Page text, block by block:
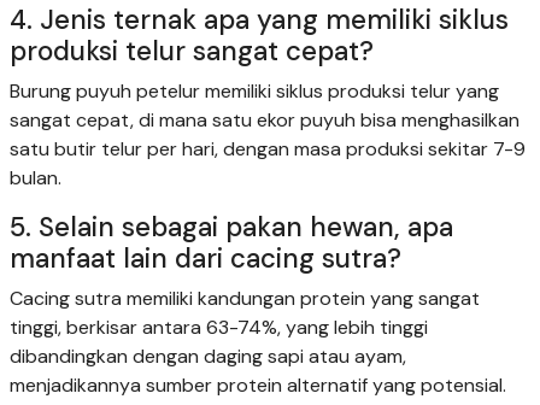
4. Jenis ternak apa yang memiliki siklus
produksi telur sangat cepat?
Burung puyuh petelur memiliki siklus produksi telur yang
sangat cepat, di mana satu ekor puyuh bisa menghasilkan
satu butir telur per hari, dengan masa produksi sekitar 7-9
bulan.
5. Selain sebagai pakan hewan, apa
manfaat lain dari cacing sutra?
Cacing sutra memiliki kandungan protein yang sangat
tinggi, berkisar antara 63-74%, yang lebih tinggi
dibandingkan dengan daging sapi atau ayam,
menjadikannya sumber protein alternatif yang potensial.